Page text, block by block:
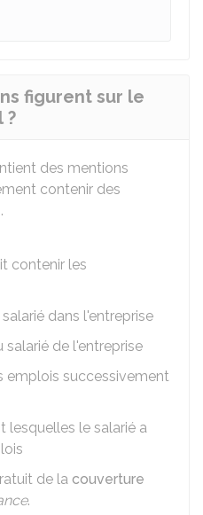
figurent sur le
?
des mentions
contenir des
contenir les
dans l'entreprise
salarié de l'entreprise
emplois successivement
lesquelles le salarié a
de la couverture
.